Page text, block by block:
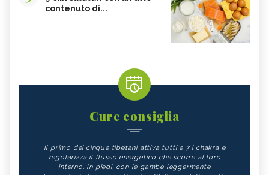
contenuto di...
Cure consiglia
Il primo dei cinque tibetani attiva tutti e 7 i chakra e
regolarizza il flusso energetico che scorre al loro
interno. In piedi, con le gambe leggermente